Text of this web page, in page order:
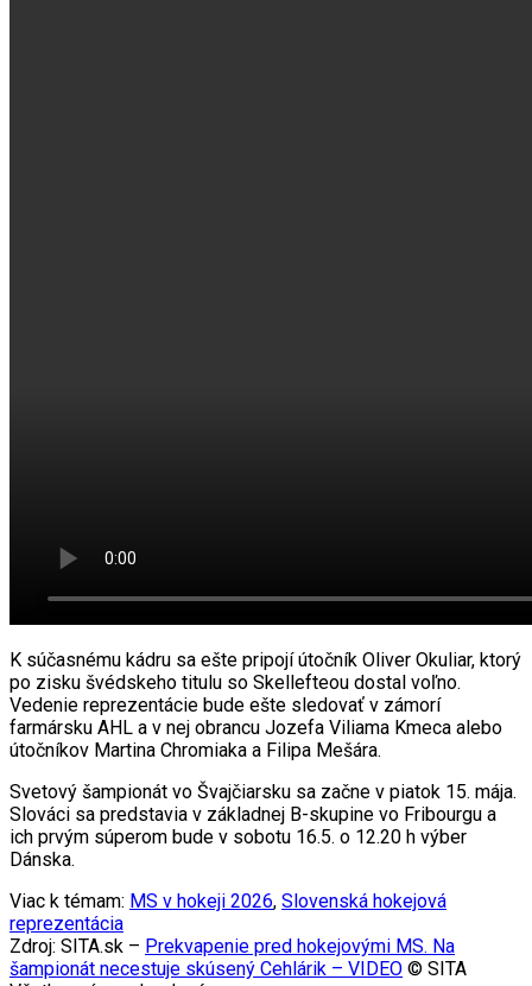
K súčasnému kádru sa ešte pripojí útočník Oliver Okuliar, ktorý
po zisku švédskeho titulu so Skellefteou dostal voľno.
Vedenie reprezentácie bude ešte sledovať v zámorí
farmársku AHL a v nej obrancu Jozefa Viliama Kmeca alebo
útočníkov Martina Chromiaka a Filipa Mešára.
Svetový šampionát vo Švajčiarsku sa začne v piatok 15. mája.
Slováci sa predstavia v základnej B-skupine vo Fribourgu a
ich prvým súperom bude v sobotu 16.5. o 12.20 h výber
Dánska.
Viac k témam: MS v hokeji 2026, Slovenská hokejová
reprezentácia
Zdroj: SITA.sk – Prekvapenie pred hokejovými MS. Na
šampionát necestuje skúsený Cehlárik – VIDEO © SITA